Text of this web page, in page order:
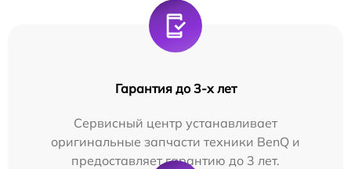
Гарантия до 3-х лет
Сервисный центр устанавливает
оригинальные запчасти техники BenQ и
предоставляет гарантию до 3 лет.